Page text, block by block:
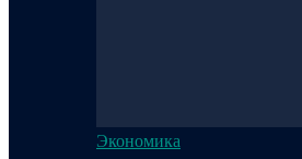
Экономика